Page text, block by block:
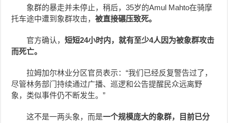
象群的暴走并未停止，稍后，35岁的Amul Mahto在骑摩
托车途中遭到象群攻击，被直接碾压致死。
官方确认，短短24小时内，就有至少4人因为被象群攻击
而死亡。
拉姆加尔林业分区官员表示：“我们已经反复警告过了，
尽管林务部门持续通过广播、巡逻和公告提醒民众远离野
象，类似事件仍不断发生。”
这不是一两头象，而是一个规模庞大的象群，目前已分